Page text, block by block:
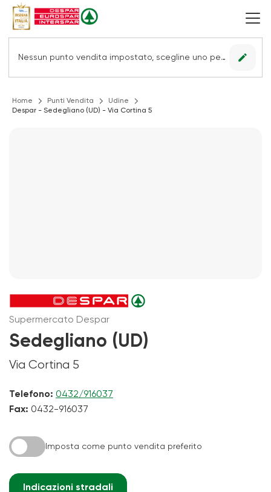
Nessun punto vendita impostato, scegline uno per vedere le offerte. edit
Home Punti Vendita
Udine
Despar - Sedegliano (UD) - Via Cortina 5
Supermercato Despar
Sedegliano (UD)
Via Cortina 5
Telefono: 0432/916037
Fax: 0432-916037
Imposta come punto vendita preferito
Indicazioni stradali